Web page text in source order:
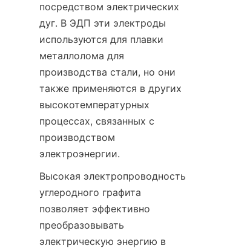
посредством электрических
дуг. В ЭДП эти электроды
используются для плавки
металлолома для
производства стали, но они
также применяются в других
высокотемпературных
процессах, связанных с
производством
электроэнергии.
Высокая электропроводность
углеродного графита
позволяет эффективно
преобразовывать
электрическую энергию в